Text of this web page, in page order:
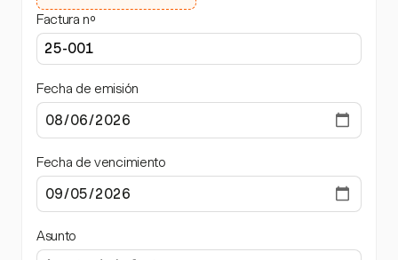
Factura nº
Fecha de emisión
Fecha de vencimiento
Asunto